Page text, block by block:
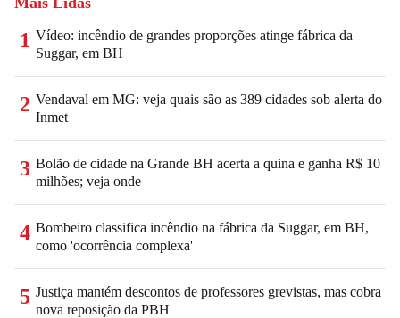
1 Vídeo: incêndio de grandes proporções atinge fábrica da
Suggar, em BH
2 Vendaval em MG: veja quais são as 389 cidades sob alerta do
Inmet
3 Bolão de cidade na Grande BH acerta a quina e ganha R$ 10
milhões; veja onde
4 Bombeiro classifica incêndio na fábrica da Suggar, em BH,
como 'ocorrência complexa'
5 Justiça mantém descontos de professores grevistas, mas cobra
nova reposição da PBH